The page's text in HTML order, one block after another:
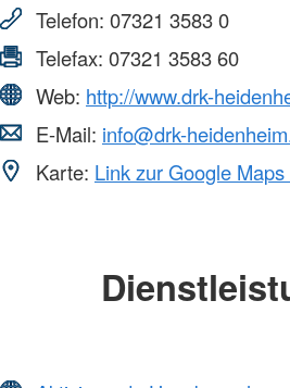
Telefon: 07321 3583 0
Telefax: 07321 3583 60
Web: http://www.drk-
E-Mail: info@drk-
Karte: Link zur Google